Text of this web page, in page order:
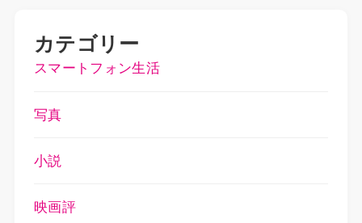
カテゴリー
スマートフォン生活
写真
小説
映画評